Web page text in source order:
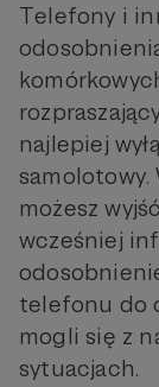
Telefony i
najlepiej
możesz
wcześniej
telefonu do
mogli się z
sytuacjach.